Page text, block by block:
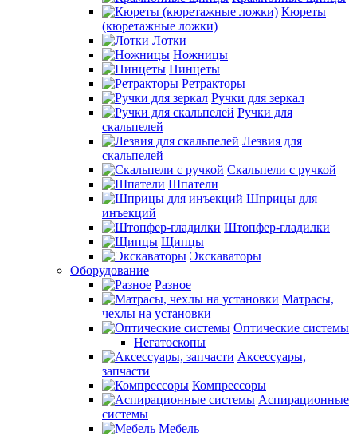
Кюреты
(кюретажные ложки)
Лотки
Ножницы
Пинцеты
Ретракторы
Ручки для зеркал
Ручки для
скальпелей
Лезвия для
скальпелей
Скальпели с ручкой
Шпатели
Шприцы для
инъекций
Штопфер-гладилки
Щипцы
Экскаваторы
Оборудование
Разное
Матрасы,
чехлы на установки
Оптические системы
Негатоскопы
Аксессуары,
запчасти
Компрессоры
Аспирационные
системы
Мебель